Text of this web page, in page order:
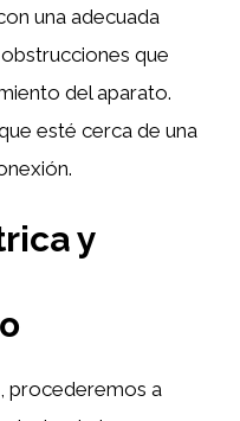
una adecuada
que
del aparato.
esté cerca de una
y
procederemos a